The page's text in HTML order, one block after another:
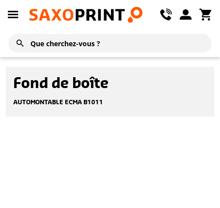
Fond de boîte
AUTOMONTABLE ECMA B1011